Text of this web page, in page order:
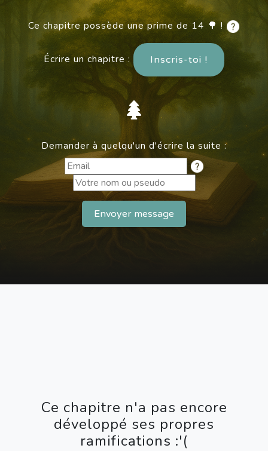
Ce chapitre possède une prime de 14 🌳 !
Écrire un chapitre : Inscris-toi !
Demander à quelqu'un d'écrire la suite :
Envoyer message
Ce chapitre n'a pas encore
développé ses propres
ramifications :'(